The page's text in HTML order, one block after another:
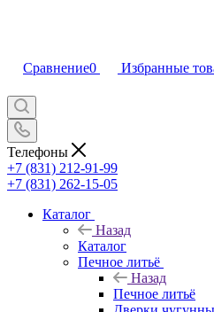
Сравнение0 Избранные
Телефоны
+7 (831) 212-91-99
+7 (831) 262-15-05
Каталог
Назад
Каталог
Печное литьё
Назад
Печное литьё